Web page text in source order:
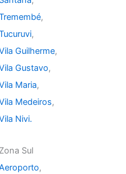
,
,
Guilherme,
Gustavo,
Maria,
Medeiros,
Nivi.
Sul
,